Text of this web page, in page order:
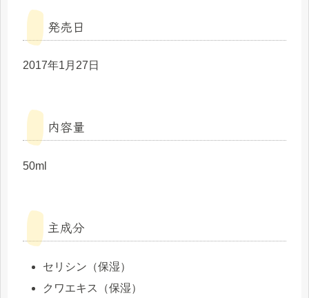
発売日
2017年1月27日
内容量
50ml
主成分
セリシン（保湿）
クワエキス（保湿）